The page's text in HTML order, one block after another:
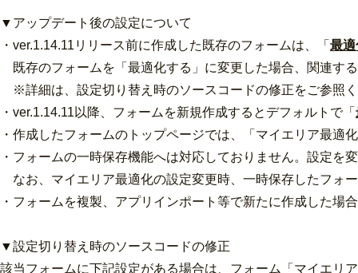
▼アップデート後の設定について
・ver.1.14.11リリース前に作成した既存のフォームは、「 最
既存のフォームを「最適化する」に変更した場合、関連す
※詳細は、設定切り替え時のソースコードの修正をご参照
・ver.1.14.11以降、フォームを新規作成するとデフォルトで「
・作成したフォームのトップページでは、「マイエリア最
・フォームの一時保存機能へは対応しておりません。設定を
なお、マイエリア最適化の設定変更時、一時保存したフォ
・フォームを複製、アプリインポート等で新たに作成した
▼設定切り替え時のソースコードの修正
該当フォームに下記設定がある場合は、フォーム「マイエリ